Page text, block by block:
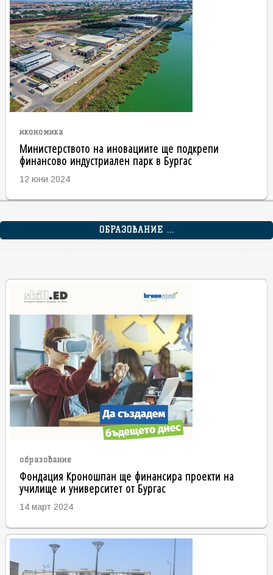
икономика
Министерството на иновациите ще подкрепи
финансово индустриален парк в Бургас
12 юни 2024
ОБРАЗОВАНИЕ ...
образование
Фондация Кроношпан ще финансира проекти на
училище и университет от Бургас
14 март 2024